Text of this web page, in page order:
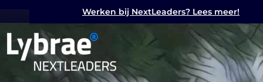
Werken bij NextLeaders? Lees meer!